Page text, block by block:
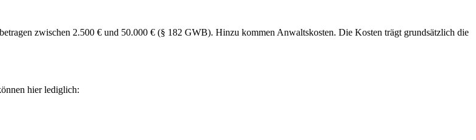
zwischen 2.500 € und 50.000 € (§ 182 GWB). Hinzu kommen Anwaltskosten. Die Kosten trägt grundsätzlich die
hier lediglich: